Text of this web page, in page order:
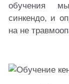
обучения
синкендо, и
на не